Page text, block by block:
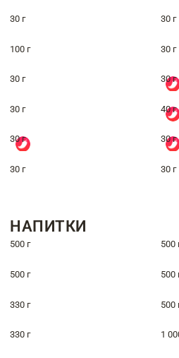
30 г 30 г
100 г 30 г
30 г 30 г
30 г 40 г
30 г 30 г
30 г 30 г
НАПИТКИ
500 г 500
500 г 500
330 г 500
330 г 1